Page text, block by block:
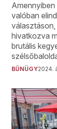
valóban
választáson,
hivatkozva
brutális
BŰNÜGY2024.